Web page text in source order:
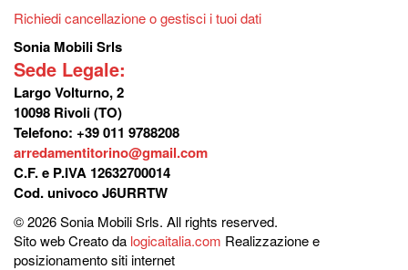
Richiedi cancellazione o gestisci i tuoi dati
Sonia Mobili Srls
Sede Legale:
Largo Volturno, 2
10098 Rivoli (TO)
Telefono: +39 011 9788208
arredamentitorino@gmail.com
C.F. e P.IVA 12632700014
Cod. univoco J6URRTW
© 2026 Sonia Mobili Srls. All rights reserved.
Sito web Creato da logicaitalia.com Realizzazione e
posizionamento siti internet